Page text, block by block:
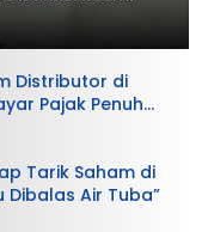
Distributor di
Pajak Penuh
Tarik Saham di
Dibalas Air Tuba”